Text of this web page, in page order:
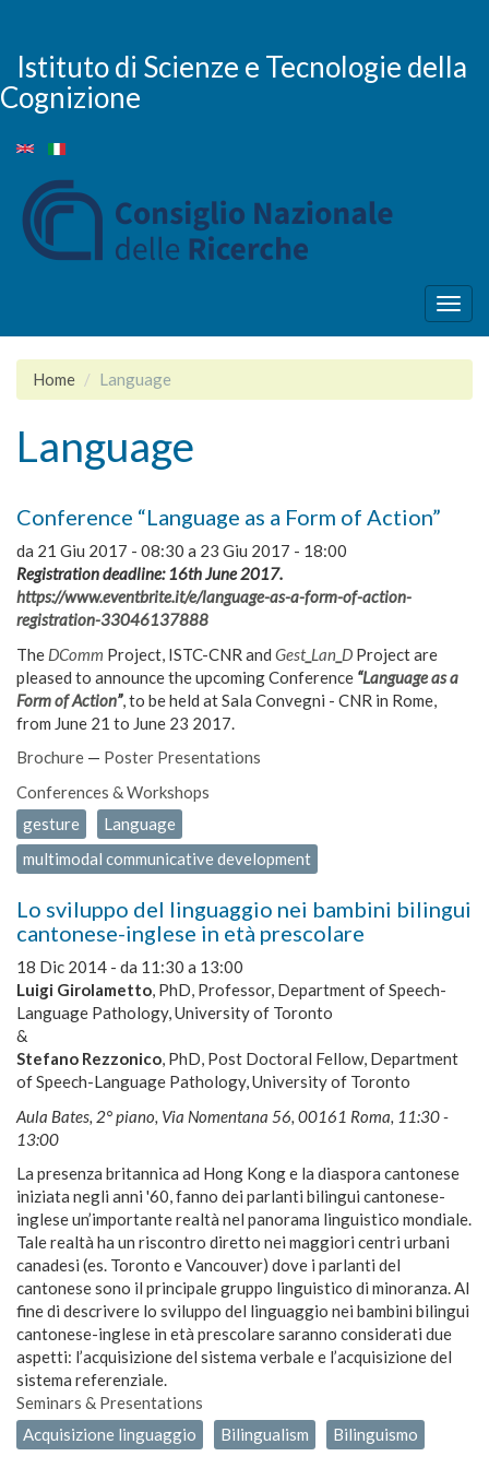
contenuto
principale
Istituto di Scienze e Tecnologie della
Cognizione
Home Language
Language
Conference “Language as a Form of Action”
da 21 Giu 2017 - 08:30 a 23 Giu 2017 - 18:00
Registration deadline: 16th June 2017.
https://www.eventbrite.it/e/language-as-a-form-of-action-
registration-33046137888
The DComm Project, ISTC-CNR and Gest_ Lan D Project are
pleased to announce the upcoming Conference “Language as a
Form of Action”, to be held at Sala Convegni - CNR in Rome,
from June 21 to June 23 2017.
Brochure — Poster Presentations
Conferences & Workshops
gesture
Language
multimodal communicative development
Lo sviluppo del linguaggio nei bambini bilingui
cantonese-inglese in età prescolare
18 Dic 2014 - da 11:30 a 13:00
Luigi Girolametto, PhD, Professor, Department of Speech-
Language Pathology, University of Toronto
&
Stefano Rezzonico, PhD, Post Doctoral Fellow, Department
of Speech-Language Pathology, University of Toronto
Aula Bates, 2° piano, Via Nomentana 56, 00161 Roma, 11:30 -
13:00
La presenza britannica ad Hong Kong e la diaspora cantonese
iniziata negli anni '60, fanno dei parlanti bilingui cantonese-
inglese un’importante realtà nel panorama linguistico mondiale.
Tale realtà ha un riscontro diretto nei maggiori centri urbani
canadesi (es. Toronto e Vancouver) dove i parlanti del
cantonese sono il principale gruppo linguistico di minoranza. Al
fine di descrivere lo sviluppo del linguaggio nei bambini bilingui
cantonese-inglese in età prescolare saranno considerati due
aspetti: l’acquisizione del sistema verbale e l’acquisizione del
sistema referenziale.
Seminars & Presentations
Acquisizione linguaggio
Bilingualism Bilinguismo